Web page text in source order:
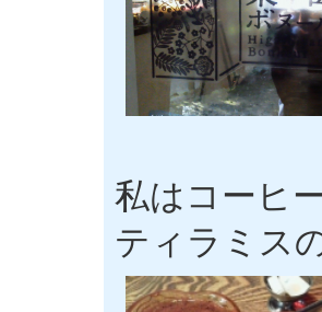
私はコーヒ
ティラミス